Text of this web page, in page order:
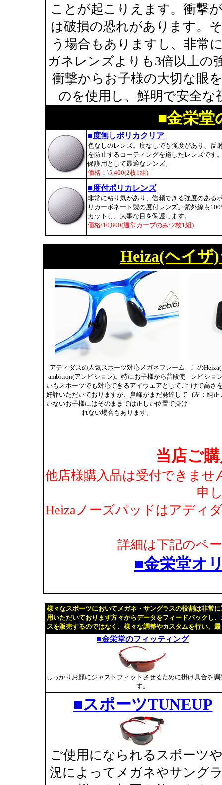
ことが起こりえます。衝撃
は破損の恐れがあります。
う場合もありますし、非常
ガネレンズよりも3倍以上の
衝撃からお子様の大切な眼
のを使用し、鮮明で安全
■金栄堂
■度無しポリカクリア
色なしのレンズ。度なしでも強度があり、反
を防止するコーティングを施したレンズです
保護用として最適なレンズ。
価格：\5,400(2枚1組)
■度付ポリカレンズ
非常に粘り気があり、信頼できる強度のある
リカーボネート製の度付レンズ。紫外線も
カットし、大事な目を保護します。
価格\10,800(通常カーブのみ･2枚1組)
Heiza(ヘイザ
アディダスの人気スポーツ対応メガネフレーム
ambition(アンビション)。特にお子様から普段使
いもスポーツでも対応できるアイウェアとしてご
好評いただいておりますが、鼻峰がまだ発達して
いないお子様にはそのままでは正しい位置で掛け
れない場合もあります。
この
ンビショ
けで高さ
(左：純
当店ご
他店様購入品は受付できま
申
Heizaノーズパッドはアディ
詳細は下記のペ
■金栄堂オ
様々なスポーツにおいてメガネ・サングラスの役割は非常
用いただいております方々からデータをフィードバックし
スを販売するのではなく、様々な調整やカスタムを行い、
■金栄堂のフィッティング
しっかりお顔にジャストフィットさせるために掛け具合を調
す。
■スポーツTUNEUP
ご使用になられるスポーツ
況によってメガネやサング